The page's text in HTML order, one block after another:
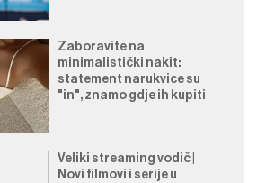
Zaboravite na
minimalistički nakit:
statement narukvice su
"in", znamo gdje ih kupiti
Veliki streaming vodič |
Novi filmovi i serije u